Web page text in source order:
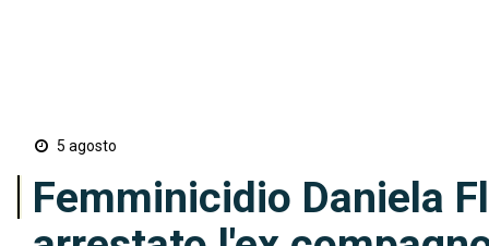
5 agosto
Femminicidio Daniela